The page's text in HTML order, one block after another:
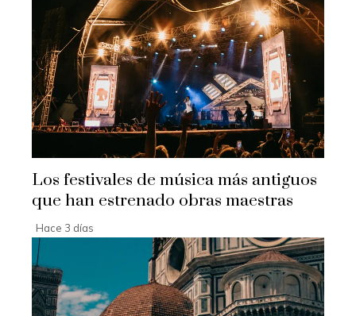
Los festivales de música más antiguos
que han estrenado obras maestras
Hace 3 días